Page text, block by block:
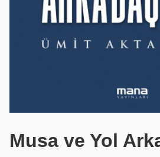
Musa ve Yol